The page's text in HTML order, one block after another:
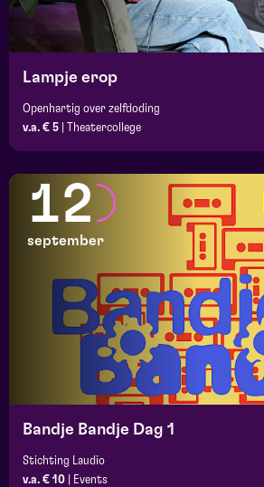
Lampje erop
Openhartig over zelfdoding
v.a. € 5
Theatercollege
12
september
Bandje Bandje Dag 1
Stichting Laudio
v.a. € 10
Events